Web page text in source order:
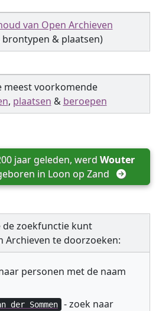
van Open Archieven
brontypen & plaatsen)
meest voorkomende
, plaatsen & beroepen
jaar geleden, werd Wouter
in Loon op Zand
de zoekfunctie kunt
Archieven te doorzoeken:
personen met de naam
der Sommen
- zoek naar